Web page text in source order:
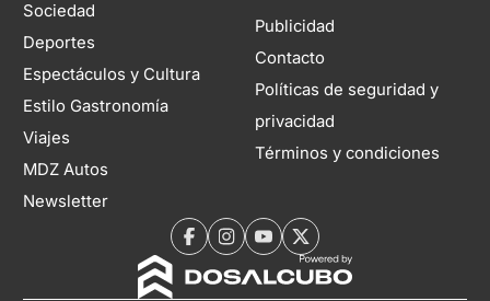
Sociedad
Deportes
Espectáculos y Cultura
Estilo Gastronomía
Viajes
MDZ Autos
Newsletter
Publicidad
Contacto
Políticas de seguridad y
privacidad
Términos y condiciones